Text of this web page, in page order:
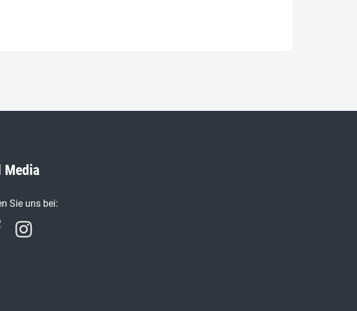
sowie der Sport-, Freizeit- und
Media
Sie uns bei: